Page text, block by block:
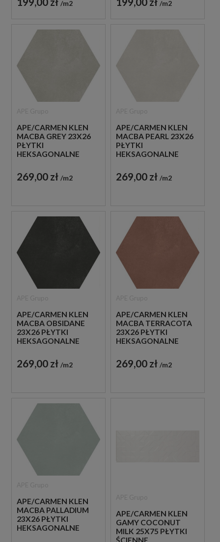
m2 m2
APE/CARMEN KLEN
MACBA GREY 23X26
PŁYTKI
HEKSAGONALNE
269,00 zł m2
APE/CARMEN KLEN
MACBA PEARL 23X26
PŁYTKI
HEKSAGONALNE
269,00 zł m2
APE/CARMEN KLEN
MACBA OBSIDANE
23X26 PŁYTKI
HEKSAGONALNE
269,00 zł m2
APE/CARMEN KLEN
MACBA TERRACOTA
23X26 PŁYTKI
HEKSAGONALNE
269,00 zł m2
APE/CARMEN KLEN
MACBA PALLADIUM
23X26 PŁYTKI
HEKSAGONALNE
APE/CARMEN KLEN
GAMY COCONUT
MILK 25X75 PŁYTKI
ŚCIENNE